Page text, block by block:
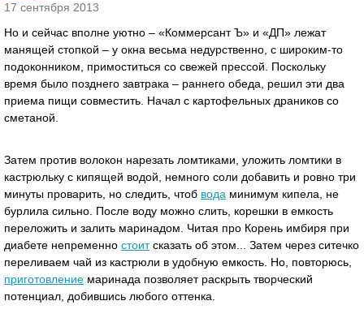
17 сентября 2013
Но и сейчас вполне уютно – «Коммерсант Ъ» и «ДП» лежат
манящей стопкой – у окна весьма недурственно, с широким-то
подоконником, примоститься со свежей прессой. Поскольку
время было позднего завтрака – раннего обеда, решил эти два
приема пищи совместить. Начал с картофельных драников со
сметаной.
Затем против волокон нарезать ломтиками, уложить ломтики в
кастрюльку с кипящей водой, немного соли добавить и ровно три
минуты проварить, но следить, чтоб вода минимум кипела, не
бурлила сильно. После воду можно слить, корешки в емкость
переложить и залить маринадом. Читая про Корень имбиря при
диабете непременно стоитсказать об этом... Затем через ситечко
переливаем чай из кастрюли в удобную емкость. Но, повторюсь,
приготовление маринада позволяет раскрыть творческий
потенциал, добившись любого оттенка.